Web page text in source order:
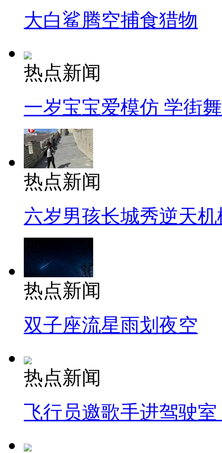
大白鲨腾空捕食猎物
热点新闻
一岁宝宝爱模仿 学街
热点新闻
六岁男孩长城秀逆天机
热点新闻
双子座流星雨划夜空
热点新闻
飞行员邀歌手进驾驶